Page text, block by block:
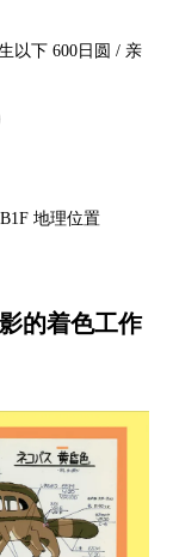
以下 600日圆 / 亲
地理位置
的着色工作